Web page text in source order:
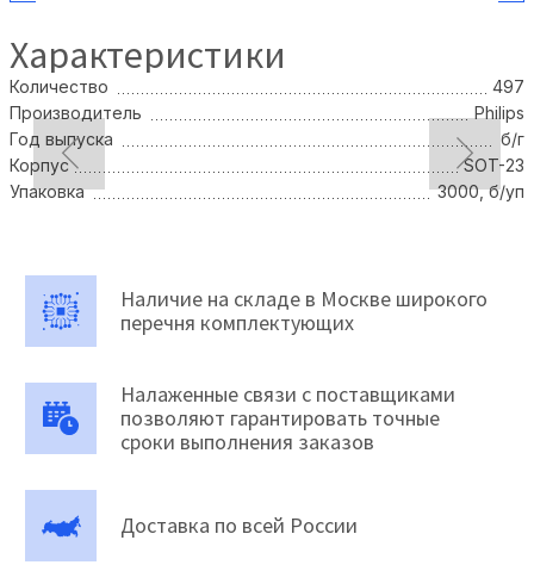
Характеристики
Количество
497
Производитель
Philips
Год выпуска
б/г
Корпус
SOT-23
Упаковка
3000, б/уп
Наличие на складе в Москве широкого
перечня комплектующих
Налаженные связи с поставщиками
позволяют гарантировать точные
сроки выполнения заказов
Доставка по всей России